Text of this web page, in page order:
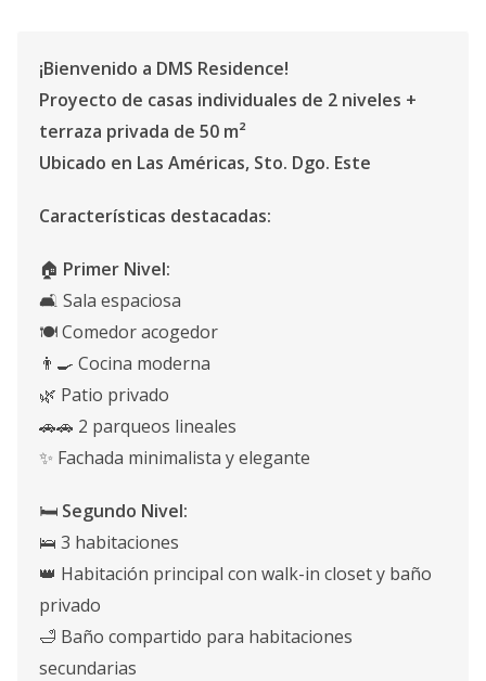
¡Bienvenido a DMS Residence!
Proyecto de casas individuales de 2 niveles +
terraza privada de 50 m²
Ubicado en Las Américas, Sto. Dgo. Este
Características destacadas:
🏠 Primer Nivel:
🛋️ Sala espaciosa
🍽️ Comedor acogedor
👨‍🍳 Cocina moderna
🌿 Patio privado
🚗🚗 2 parqueos lineales
✨ Fachada minimalista y elegante
🛏️ Segundo Nivel:
🛌 3 habitaciones
👑 Habitación principal con walk-in closet y baño
privado
🛁 Baño compartido para habitaciones
secundarias